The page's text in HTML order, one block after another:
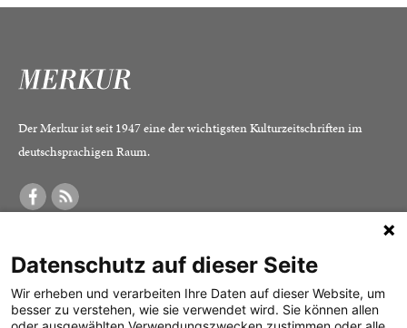
Der Merkur ist seit 1947 eine der wichtigsten Kulturzeitschriften im
deutschsprachigen Raum.
Was ist der Merkur?
Herausgeber /
Redaktion
Alle Abos im Überblick
Print-Abo
Digital-Abo
Impressum
Datenschutz
Mediadaten
Datenschutz auf dieser Seite
Wir erheben und verarbeiten Ihre Daten auf dieser Website, um
besser zu verstehen, wie sie verwendet wird. Sie können allen